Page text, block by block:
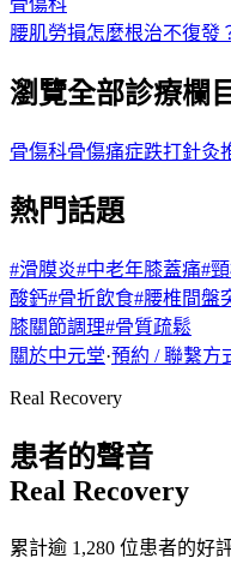
腰肌勞損怎麼根治不復發
瀏覽全部診療欄
骨傷科骨傷痛症跌打針灸
熱門話題
#滑膜炎#中老年膝蓋痛#
酸鈣#骨折飲食#腰椎間盤
膝關節調理#骨質疏鬆
關於中元堂·預約 / 聯繫方
Real Recovery
患者的聲音
Real Recovery
累計逾 1,280 位患者的好